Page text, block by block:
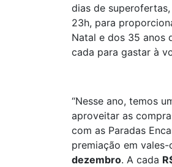
dias de
23h, para
Natal e dos 35 anos
cada para gastar à
“Nesse ano, temos
aproveitar as
com as Paradas
premiação em
dezembro. A cada